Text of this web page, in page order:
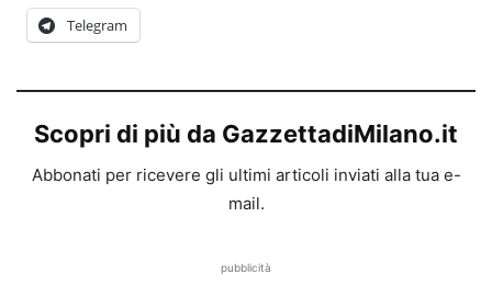
Telegram
Scopri di più da GazzettadiMilano.it
Abbonati per ricevere gli ultimi articoli inviati alla tua e-
mail.
pubblicità